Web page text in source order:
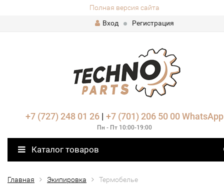
Полная версия сайта
Вход
Регистрация
+7 (727) 248 01 26| +7 (701) 206 50 00 WhatsApp
Пн - Пт 10:00-19:00
Каталог товаров
Главная Экипировка Термобелье